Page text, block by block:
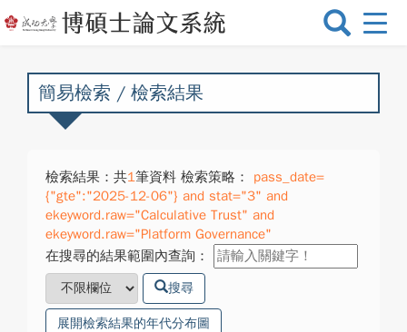
選
換
簡易檢索 / 檢索結果
檢索結果：共1筆資料 檢索策略：
pass_date=
{"gte":"2025-12-06"} and stat="3" and
ekeyword.raw="Calculative Trust" and
ekeyword.raw="Platform Governance"
在搜尋的結果範圍內查詢：
搜尋
展開檢索結果的年代分布圖